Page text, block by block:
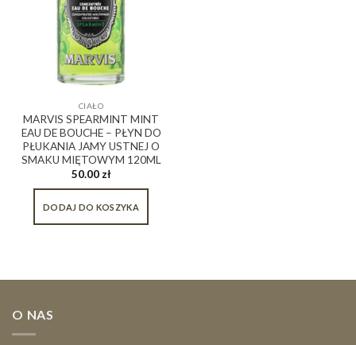
CIAŁO
MARVIS SPEARMINT MINT
EAU DE BOUCHE – PŁYN DO
PŁUKANIA JAMY USTNEJ O
SMAKU MIĘTOWYM 120ML
50.00zł
DODAJ DO KOSZYKA
O NAS